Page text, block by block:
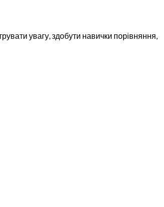
увагу, здобути навички порівняння,